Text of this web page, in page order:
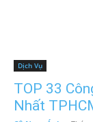
Dịch Vụ
TOP 33
Nhất